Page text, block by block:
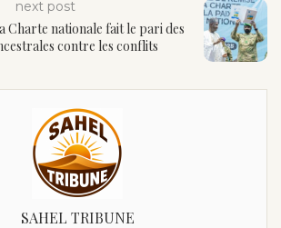
next post
Charte nationale fait le pari des
contre les conflits
SAHEL TRIBUNE